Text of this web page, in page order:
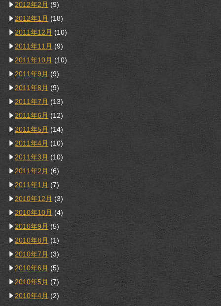
2012年2月 (9)
2012年1月 (18)
2011年12月 (10)
2011年11月 (9)
2011年10月 (10)
2011年9月 (9)
2011年8月 (9)
2011年7月 (13)
2011年6月 (12)
2011年5月 (14)
2011年4月 (10)
2011年3月 (10)
2011年2月 (6)
2011年1月 (7)
2010年12月 (3)
2010年10月 (4)
2010年9月 (5)
2010年8月 (1)
2010年7月 (3)
2010年6月 (5)
2010年5月 (7)
2010年4月 (2)